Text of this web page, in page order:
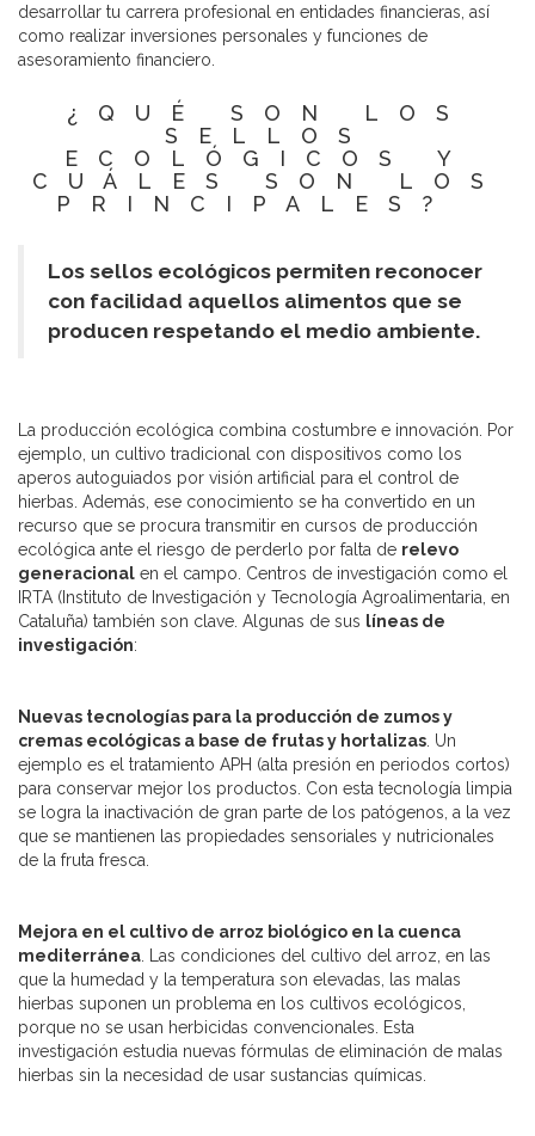
desarrollar tu carrera profesional en entidades financieras, así
como realizar inversiones personales y funciones de
asesoramiento financiero.
¿QUÉ SON LOS
SELLOS
ECOLÓGICOS Y
CUÁLES SON LOS
PRINCIPALES?
Los sellos ecológicos permiten reconocer
con facilidad aquellos alimentos que se
producen respetando el medio ambiente.
La producción ecológica combina costumbre e innovación. Por
ejemplo, un cultivo tradicional con dispositivos como los
aperos autoguiados por visión artificial para el control de
hierbas. Además, ese conocimiento se ha convertido en un
recurso que se procura transmitir en cursos de producción
ecológica ante el riesgo de perderlo por falta de relevo
generacional en el campo. Centros de investigación como el
IRTA (Instituto de Investigación y Tecnología Agroalimentaria, en
Cataluña) también son clave. Algunas de sus líneas de
investigación:
Nuevas tecnologías para la producción de zumos y
cremas ecológicas a base de frutas y hortalizas . Un
ejemplo es el tratamiento APH (alta presión en periodos cortos)
para conservar mejor los productos. Con esta tecnología limpia
se logra la inactivación de gran parte de los patógenos, a la vez
que se mantienen las propiedades sensoriales y nutricionales
de la fruta fresca.
Mejora en el cultivo de arroz biológico en la cuenca
mediterránea . Las condiciones del cultivo del arroz, en las
que la humedad y la temperatura son elevadas, las malas
hierbas suponen un problema en los cultivos ecológicos,
porque no se usan herbicidas convencionales. Esta
investigación estudia nuevas fórmulas de eliminación de malas
hierbas sin la necesidad de usar sustancias químicas.